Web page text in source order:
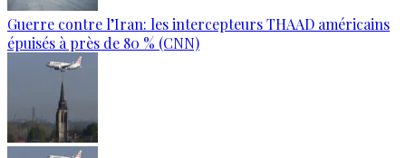
Guerre contre l’Iran: les intercepteurs THAAD américains
épuisés à près de 80 % (CNN)